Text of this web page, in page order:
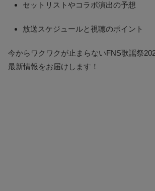
セットリストやコラボ演出の予想
放送スケジュールと視聴のポイント
今からワクワクが止まらないFNS歌謡祭
最新情報をお届けします！